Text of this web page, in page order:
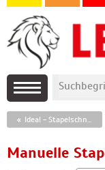
Ideal - Stapelschneider
Manuelle